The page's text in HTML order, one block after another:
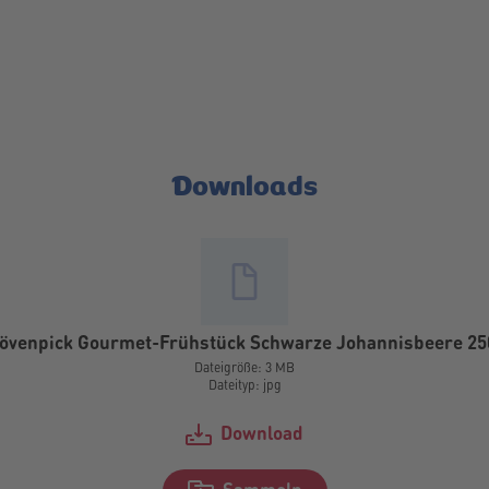
Downloads
Gourmet-Frühstück Schwarze Johannisbeere
Dateigröße: 3 MB
Dateityp: jpg
Download